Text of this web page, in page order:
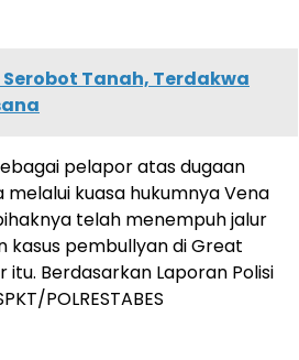
Tanah, Terdakwa
pelapor atas dugaan
kuasa hukumnya Vena
telah menempuh jalur
kasus pembullyan di Great
Berdasarkan Laporan Polisi
POLRESTABES